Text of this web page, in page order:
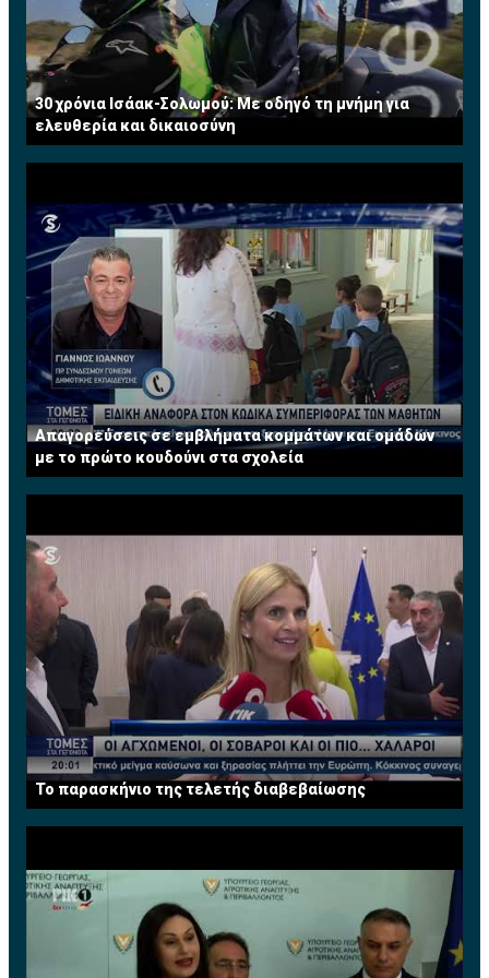
30 χρόνια Ισάακ-Σολωμού: Με οδηγό τη μνήμη για
ελευθερία και δικαιοσύνη
Απαγορεύσεις σε εμβλήματα κομμάτων και ομάδων
με το πρώτο κουδούνι στα σχολεία
Το παρασκήνιο της τελετής διαβεβαίωσης